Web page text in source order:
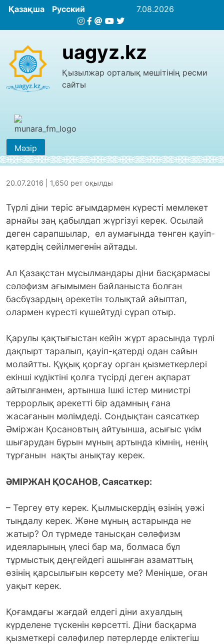
Қазақша Русский 7.08.2026
uagyz.kz
Қызылжар орталық мешітінің ресми
сайты
Мәзір
20.07.2016 | 1,650 рет оқылды
Түрлі діни теріс ағымдармен күресті мемлекет
арнайы заң қабылдап жүргізуі керек. Осылай
деген сарапшылар, ел аумағында төнген қауіп-
қатердің сейілмегенін айтады.
Ал Қазақстан мұсылмандары діни басқармасы
сәләфизм ағымымен байланыста болған
басбұзардың әрекетін толықтай айыптап,
олармен күресті күшейтуді сұрап отыр.
Қарулы қақтығыстан кейін жұрт арасында түрлі
дақпырт таралып, қауіп-қатерді одан сайын
молайтты. Құқық қорғау орган қызметкерлері
екінші күдіктіні қолға түсірді деген ақпарат
айтылғанмен, артынша Ішкі істер министрі
террорлық әрекетті бір адамның ғана
жасағанын мәлімдеді. Сондықтан саясаткер
Әміржан Қосановтың айтуынша, асығыс үкім
шығарудан бұрын мұның артында кімнің, ненің
тұрғанын нақты анықтау керек.
ӘМІРЖАН ҚОСАНОВ, Саясаткер:
– Тергеу өту керек. Қылмыскердің өзінің уәжі
тыңдалу керек. Және мұның астарында не
жатыр? Ол түрмеде танысқан сәләфизм
идеяларының үлесі бар ма, болмаса бұл
тұрмыстық деңгейдегі ашынған азаматтың
өзінің қарсылығын көрсету ме? Меніңше, оған
уақыт керек.
Қоғамдағы жағдай елдегі діни ахуалдың
күрделене түскенін көрсетті. Діни басқарма
қызметкері сәләфилер пәтерлерде еліктегіш